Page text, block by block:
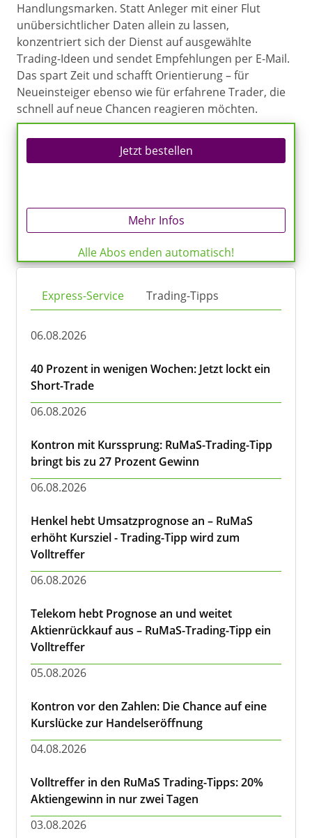
Handlungsmarken. Statt Anleger mit einer Flut
unübersichtlicher Daten allein zu lassen,
konzentriert sich der Dienst auf ausgewählte
Trading-Ideen und sendet Empfehlungen per E-Mail.
Das spart Zeit und schafft Orientierung – für
Neueinsteiger ebenso wie für erfahrene Trader, die
schnell auf neue Chancen reagieren möchten.
Jetzt bestellen
Mehr Infos
Alle Abos enden automatisch!
Express-Service Trading-Tipps
06.08.2026
40 Prozent in wenigen Wochen: Jetzt lockt ein
Short-Trade
06.08.2026
Kontron mit Kurssprung: RuMaS-Trading-Tipp
bringt bis zu 27 Prozent Gewinn
06.08.2026
Henkel hebt Umsatzprognose an – RuMaS
erhöht Kursziel - Trading-Tipp wird zum
Volltreffer
06.08.2026
Telekom hebt Prognose an und weitet
Aktienrückkauf aus – RuMaS-Trading-Tipp ein
Volltreffer
05.08.2026
Kontron vor den Zahlen: Die Chance auf eine
Kurslücke zur Handelseröffnung
04.08.2026
Volltreffer in den RuMaS Trading-Tipps: 20%
Aktiengewinn in nur zwei Tagen
03.08.2026